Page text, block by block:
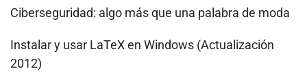
Ciberseguridad: algo más que una palabra de moda
Instalar y usar LaTeX en Windows (Actualización
2012)